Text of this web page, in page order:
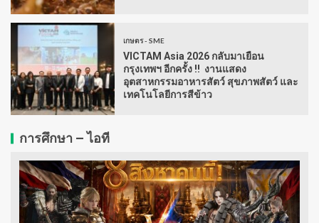
เกษตร - SME
VICTAM Asia 2026 กลับมาเยือน
กรุงเทพฯ อีกครั้ง !! งานแสดง
อุตสาหกรรมอาหารสัตว์ สุขภาพสัตว์ และ
เทคโนโลยีการสีข้าว
การศึกษา – ไอที